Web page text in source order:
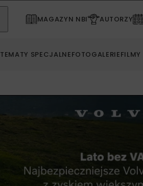
MAGAZYN NBI AUTORZY
TEMATY SPECJALNEFOTOGALERIEFILMY